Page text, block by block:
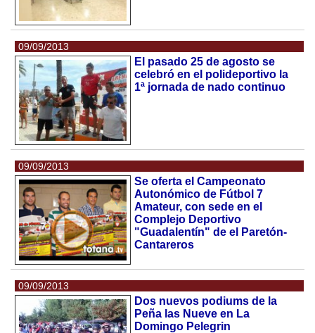
09/09/2013
El pasado 25 de agosto se
celebró en el polideportivo la
1ª jornada de nado continuo
09/09/2013
Se oferta el Campeonato
Autonómico de Fútbol 7
Amateur, con sede en el
Complejo Deportivo
"Guadalentín" de el Paretón-
Cantareros
09/09/2013
Dos nuevos podiums de la
Peña las Nueve en La
Domingo Pelegrin